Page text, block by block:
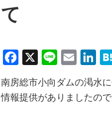
て
F
a
c
e
X Li
n
e
E
m
ai
l
Li
n
k
e
南房総市小向ダムの渇水
情報提供がありましたので